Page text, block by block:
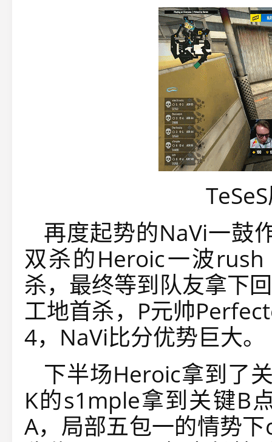
再度起势的NaVi一鼓
双杀的Heroic一波
杀，最终等到队友拿下
工地首杀，P元帅
4，NaVi比分优势巨大。
下半场Heroic拿到了
K的s1mple拿到关键B
A，局部五包一的情势